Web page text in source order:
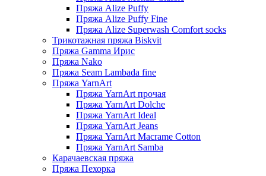
Пряжа Alize Puffy
Пряжа Alize Puffy Fine
Пряжа Alize Superwash Comfort socks
Трикотажная пряжа Biskvit
Пряжа Gamma Ирис
Пряжа Nako
Пряжа Seam Lambada fine
Пряжа YarnArt
Пряжа YarnArt прочая
Пряжа YarnArt Dolche
Пряжа YarnArt Ideal
Пряжа YarnArt Jeans
Пряжа YarnArt Macrame Cotton
Пряжа YarnArt Samba
Карачаевская пряжа
Пряжа Пехорка